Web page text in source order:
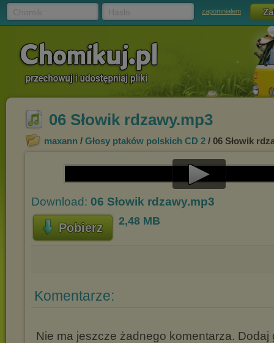
zapomniałem
06 Słowik rdzawy.mp3
maxann / Głosy ptaków polskich CD 2 / 06 Słowik
Play
Download: 06 Słowik rdzawy.mp3
Pobierz 2,48 MB
Komentarze:
Nie ma jeszcze żadnego komentarza. Dodaj